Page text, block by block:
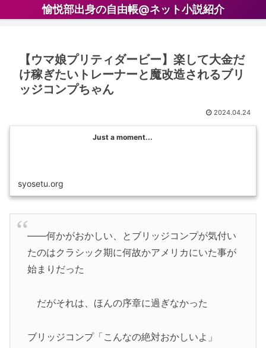
愉悦部出身の自由帳@ネット小説紹介
【ウマ娘プリティダービー】楽して大金だ
け稼ぎたいトレーナーと魔改造されるブリ
ッジコンプちゃん
2024.04.24
Just a moment...
syosetu.org
――何かがおかしい、とブリッジコンプが気付い
たのはクラシック期に何故かアメリカにいた事が
始まりだった
だがそれは、ほんの序章に過ぎなかった
ブリッジコンプ「こんなの絶対おかしいよ」